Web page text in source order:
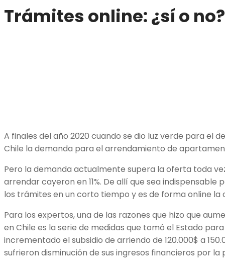
Trámites online: ¿sí o no?
A finales del año 2020 cuando se dio luz verde para el
Chile la demanda para el arrendamiento de
Pero la demanda actualmente supera la oferta toda
arrendar cayeron en 11%. De allí que sea
los trámites en un corto tiempo y es de forma online la
Para los expertos, una de las razones que hizo que
en Chile es la serie de medidas que tomó el Estado
incrementado el subsidio de arriendo de 120.000$ a
sufrieron disminución de sus ingresos financieros por la